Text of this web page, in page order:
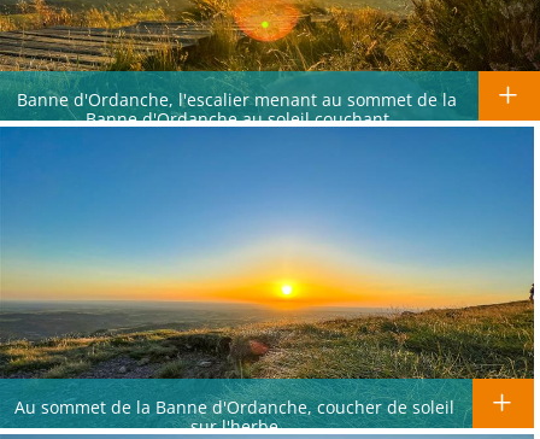
Banne d'Ordanche, l'escalier menant au sommet de la
Banne d'Ordanche au soleil couchant
Au sommet de la Banne d'Ordanche, coucher de soleil
sur l'herbe